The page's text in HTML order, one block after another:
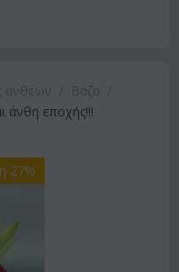
άνθη εποχής!!!
27%